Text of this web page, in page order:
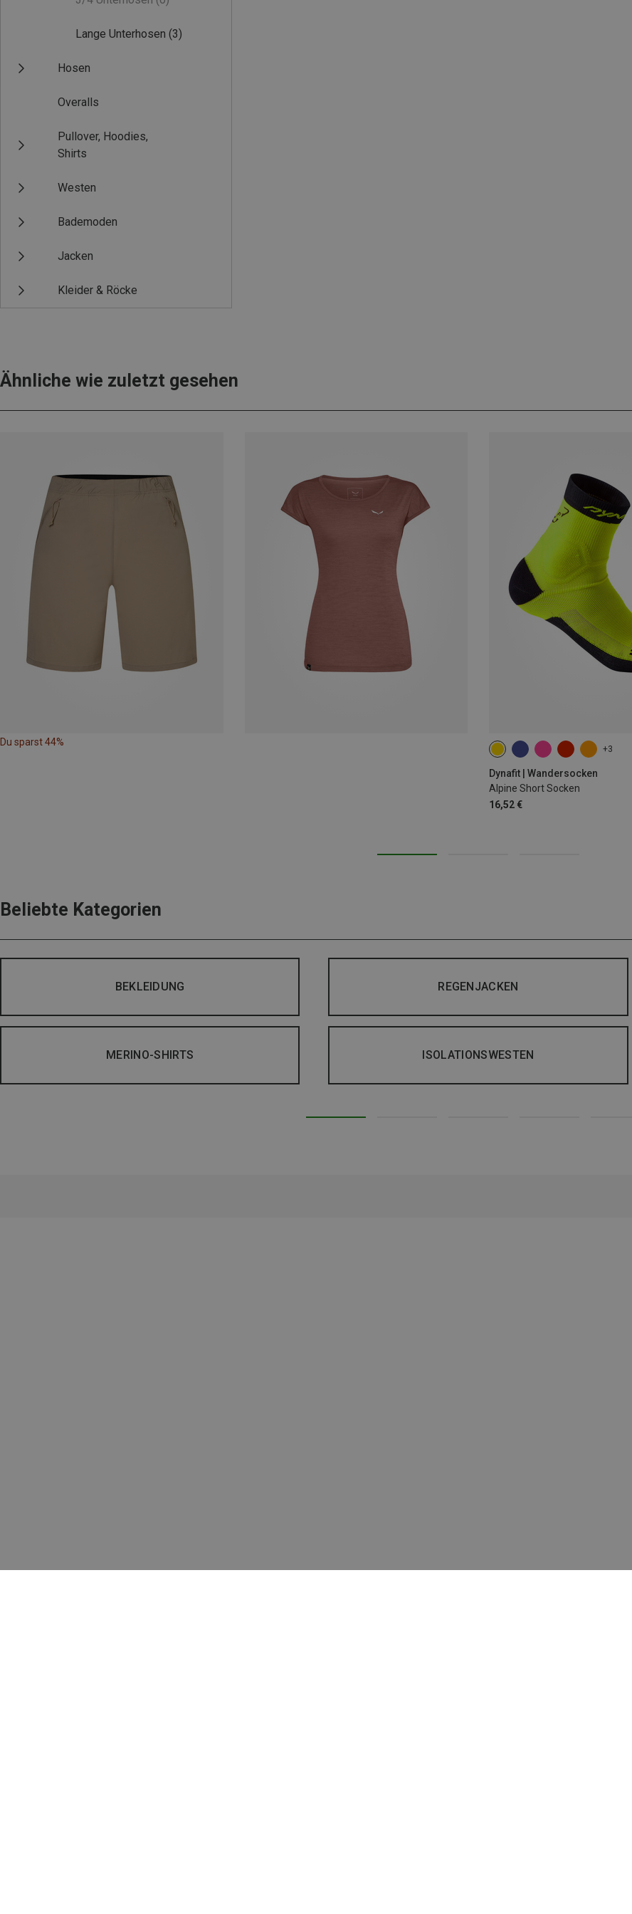
Lange Unterhosen (3)
Hosen
Overalls
Pullover, Hoodies,
Shirts
Westen
Bademoden
Jacken
Kleider & Röcke
Ähnliche wie zuletzt gesehen
Du sparst 44%
+3
Dynafit | Wandersocken
Alpine Short Socken
16,52 €
35|36|37|38 39|40|41|42
Beliebte Kategorien
BEKLEIDUNG REGENJACKEN
MERINO-SHIRTS ISOLATIONSWESTEN